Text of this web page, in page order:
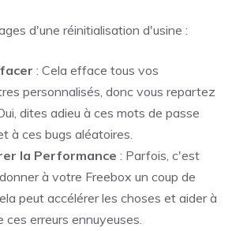
d'une réinitialisation d'usine :
: Cela efface tous vos
personnalisés, donc vous repartez
dites adieu à ces mots de passe
à ces bugs aléatoires.
la Performance : Parfois, c'est
à votre Freebox un coup de
peut accélérer les choses et aider à
ces erreurs ennuyeuses.